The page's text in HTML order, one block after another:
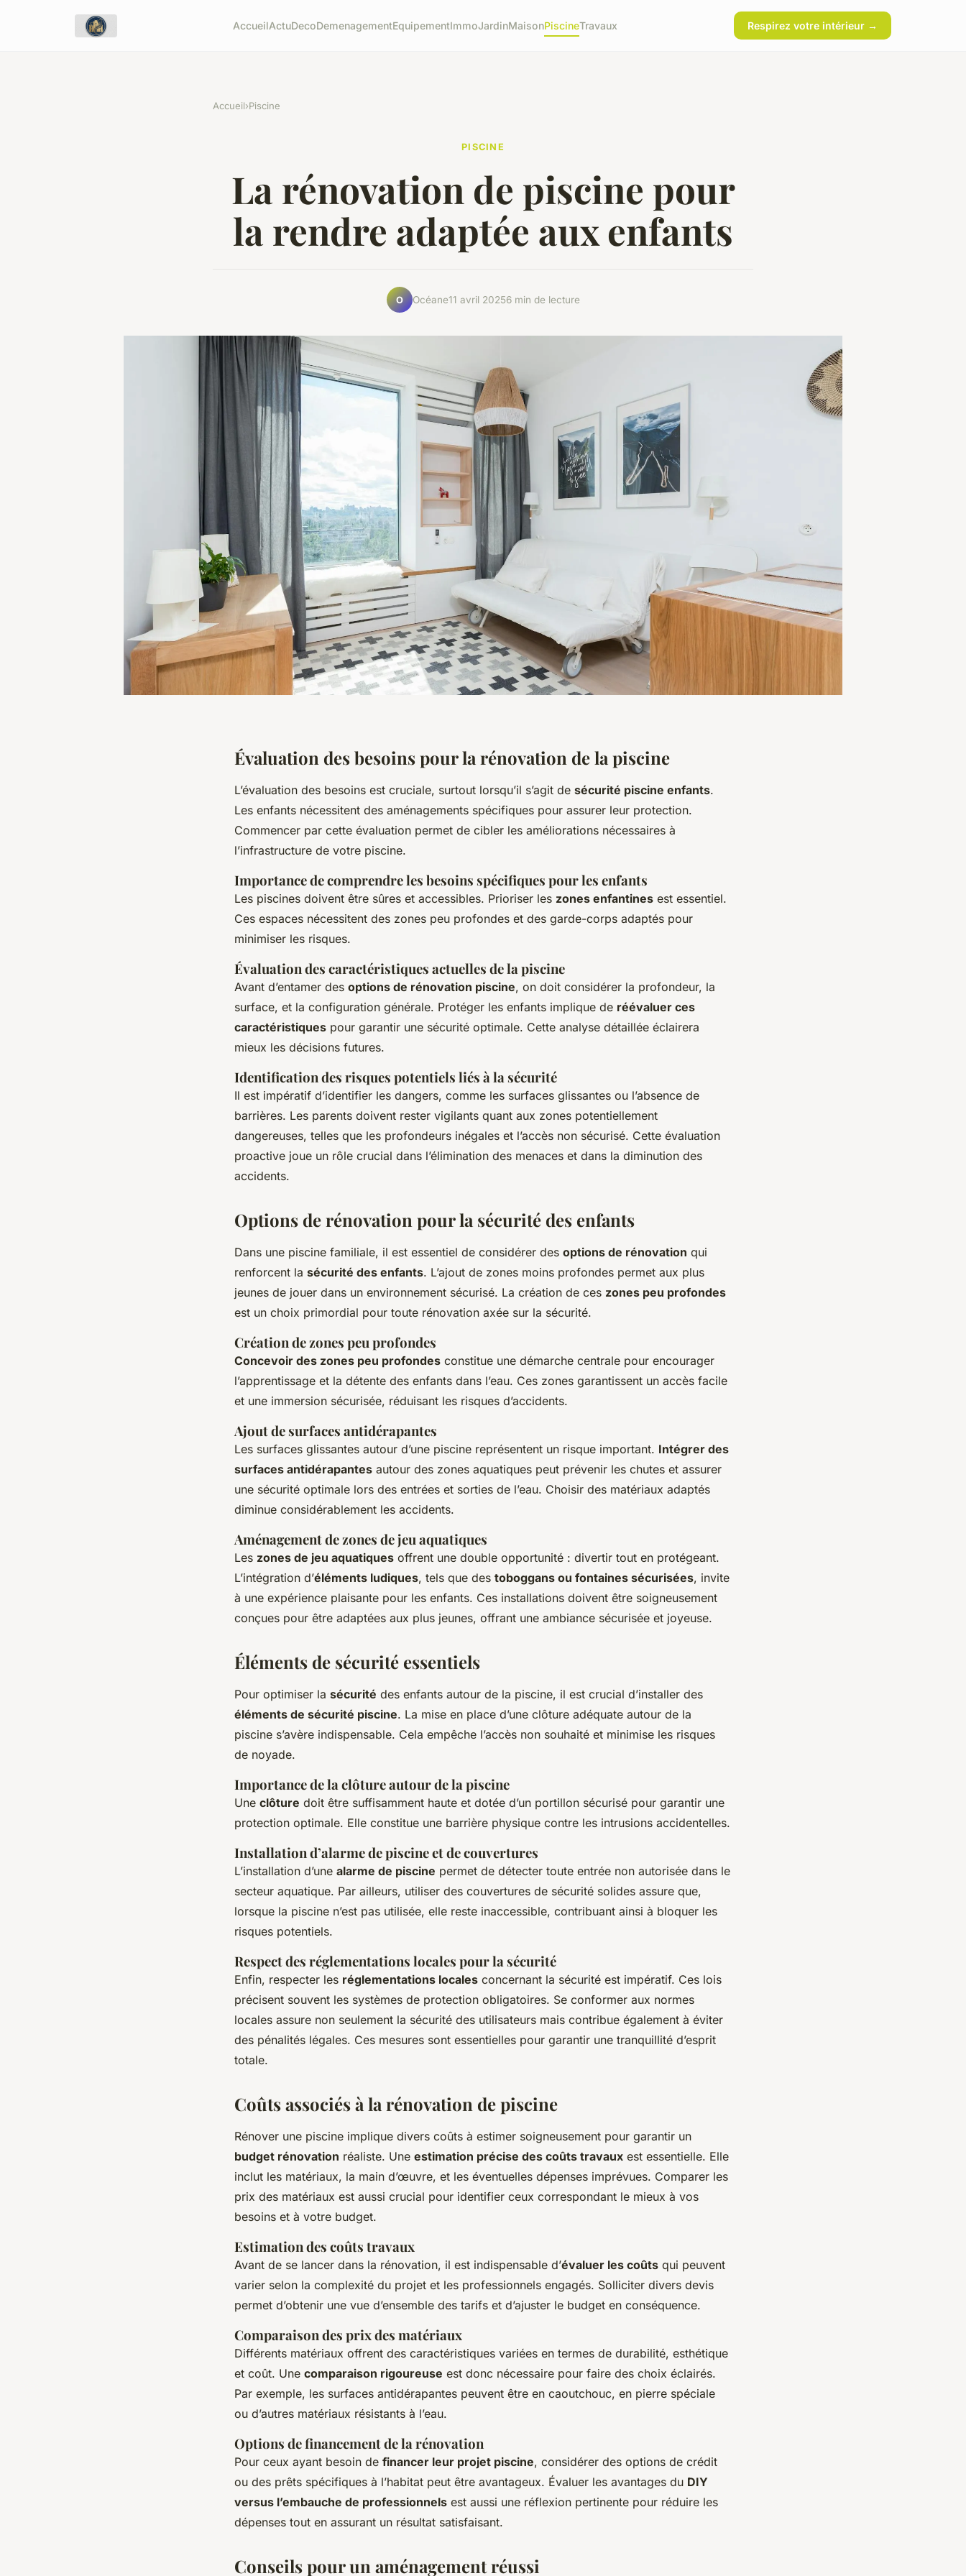
AccueilActuDecoDemenagementEquipementImmoJardinMaisonPiscineTravaux Respirez votre intérieur →
Accueil›Piscine
PISCINE
La rénovation de piscine pour
la rendre adaptée aux enfants
O Océane11 avril 20256 min de lecture
Évaluation des besoins pour la rénovation de la piscine
L’évaluation des besoins est cruciale, surtout lorsqu’il s’agit de sécurité piscine enfants.
Les enfants nécessitent des aménagements spécifiques pour assurer leur protection.
Commencer par cette évaluation permet de cibler les améliorations nécessaires à
l’infrastructure de votre piscine.
Importance de comprendre les besoins spécifiques pour les enfants
Les piscines doivent être sûres et accessibles. Prioriser les zones enfantines est essentiel.
Ces espaces nécessitent des zones peu profondes et des garde-corps adaptés pour
minimiser les risques.
Évaluation des caractéristiques actuelles de la piscine
Avant d’entamer des options de rénovation piscine, on doit considérer la profondeur, la
surface, et la configuration générale. Protéger les enfants implique de réévaluer ces
caractéristiques pour garantir une sécurité optimale. Cette analyse détaillée éclairera
mieux les décisions futures.
Identification des risques potentiels liés à la sécurité
Il est impératif d’identifier les dangers, comme les surfaces glissantes ou l’absence de
barrières. Les parents doivent rester vigilants quant aux zones potentiellement
dangereuses, telles que les profondeurs inégales et l’accès non sécurisé. Cette évaluation
proactive joue un rôle crucial dans l’élimination des menaces et dans la diminution des
accidents.
Options de rénovation pour la sécurité des enfants
Dans une piscine familiale, il est essentiel de considérer des options de rénovation qui
renforcent la sécurité des enfants. L’ajout de zones moins profondes permet aux plus
jeunes de jouer dans un environnement sécurisé. La création de ces zones peu profondes
est un choix primordial pour toute rénovation axée sur la sécurité.
Création de zones peu profondes
Concevoir des zones peu profondes constitue une démarche centrale pour encourager
l’apprentissage et la détente des enfants dans l’eau. Ces zones garantissent un accès facile
et une immersion sécurisée, réduisant les risques d’accidents.
Ajout de surfaces antidérapantes
Les surfaces glissantes autour d’une piscine représentent un risque important. Intégrer des
surfaces antidérapantes autour des zones aquatiques peut prévenir les chutes et assurer
une sécurité optimale lors des entrées et sorties de l’eau. Choisir des matériaux adaptés
diminue considérablement les accidents.
Aménagement de zones de jeu aquatiques
Les zones de jeu aquatiques offrent une double opportunité : divertir tout en protégeant.
L’intégration d’éléments ludiques, tels que des toboggans ou fontaines sécurisées, invite
à une expérience plaisante pour les enfants. Ces installations doivent être soigneusement
conçues pour être adaptées aux plus jeunes, offrant une ambiance sécurisée et joyeuse.
Éléments de sécurité essentiels
Pour optimiser la sécurité des enfants autour de la piscine, il est crucial d’installer des
éléments de sécurité piscine. La mise en place d’une clôture adéquate autour de la
piscine s’avère indispensable. Cela empêche l’accès non souhaité et minimise les risques
de noyade.
Importance de la clôture autour de la piscine
Une clôture doit être suffisamment haute et dotée d’un portillon sécurisé pour garantir une
protection optimale. Elle constitue une barrière physique contre les intrusions accidentelles.
Installation d’alarme de piscine et de couvertures
L’installation d’une alarme de piscine permet de détecter toute entrée non autorisée dans le
secteur aquatique. Par ailleurs, utiliser des couvertures de sécurité solides assure que,
lorsque la piscine n’est pas utilisée, elle reste inaccessible, contribuant ainsi à bloquer les
risques potentiels.
Respect des réglementations locales pour la sécurité
Enfin, respecter les réglementations locales concernant la sécurité est impératif. Ces lois
précisent souvent les systèmes de protection obligatoires. Se conformer aux normes
locales assure non seulement la sécurité des utilisateurs mais contribue également à éviter
des pénalités légales. Ces mesures sont essentielles pour garantir une tranquillité d’esprit
totale.
Coûts associés à la rénovation de piscine
Rénover une piscine implique divers coûts à estimer soigneusement pour garantir un
budget rénovation réaliste. Une estimation précise des coûts travaux est essentielle. Elle
inclut les matériaux, la main d’œuvre, et les éventuelles dépenses imprévues. Comparer les
prix des matériaux est aussi crucial pour identifier ceux correspondant le mieux à vos
besoins et à votre budget.
Estimation des coûts travaux
Avant de se lancer dans la rénovation, il est indispensable d’évaluer les coûts qui peuvent
varier selon la complexité du projet et les professionnels engagés. Solliciter divers devis
permet d’obtenir une vue d’ensemble des tarifs et d’ajuster le budget en conséquence.
Comparaison des prix des matériaux
Différents matériaux offrent des caractéristiques variées en termes de durabilité, esthétique
et coût. Une comparaison rigoureuse est donc nécessaire pour faire des choix éclairés.
Par exemple, les surfaces antidérapantes peuvent être en caoutchouc, en pierre spéciale
ou d’autres matériaux résistants à l’eau.
Options de financement de la rénovation
Pour ceux ayant besoin de financer leur projet piscine, considérer des options de crédit
ou des prêts spécifiques à l’habitat peut être avantageux. Évaluer les avantages du DIY
versus l’embauche de professionnels est aussi une réflexion pertinente pour réduire les
dépenses tout en assurant un résultat satisfaisant.
Conseils pour un aménagement réussi